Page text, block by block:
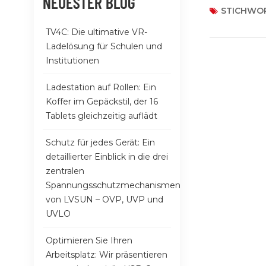
sowohl für
Ladestation
TV4C: Die ultimative VR-
Ladelösung für Schulen und
Institutionen
Ladestation auf Rollen: Ein
Koffer im Gepäckstil, der 16
Tablets gleichzeitig auflädt
Schutz für jedes Gerät: Ein
detaillierter Einblick in die drei
zentralen
Spannungsschutzmechanismen
von LVSUN – OVP, UVP und
UVLO
Optimieren Sie Ihren
Arbeitsplatz: Wir präsentieren